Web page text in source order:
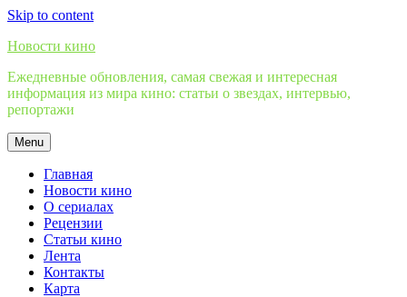
Skip to content
Новости кино
Ежедневные обновления, самая свежая и интересная
информация из мира кино: статьи о звездах, интервью,
репортажи
Menu
Главная
Новости кино
О сериалах
Рецензии
Статьи кино
Лента
Контакты
Карта